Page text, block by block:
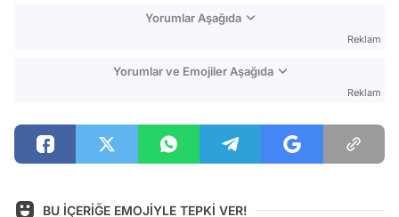
Yorumlar Aşağıda
Reklam
Yorumlar ve Emojiler Aşağıda
Reklam
BU İÇERİĞE EMOJİYLE TEPKİ VER!